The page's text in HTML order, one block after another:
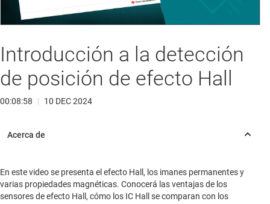
Video
Introducción a la detección
de posición de efecto Hall
00:08:58 | 10 DEC 2024
En este video se presenta el efecto Hall, los imanes permanentes y
varias propiedades magnéticas. Conocerá las ventajas de los
sensores de efecto Hall, cómo los IC Hall se comparan con los